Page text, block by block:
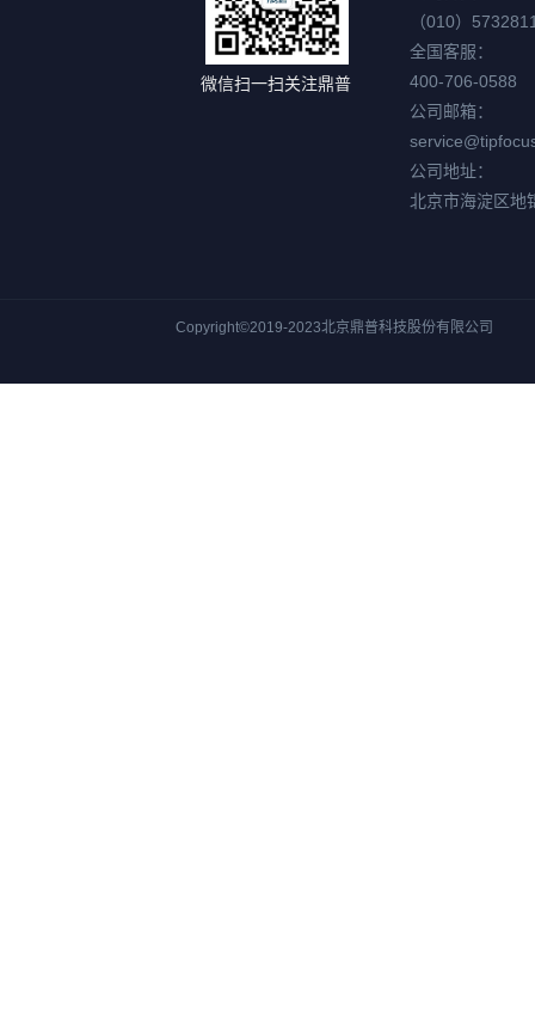
微信扫一扫关注鼎普
（010）
全国客服：
400-706-0588
公司邮箱：
公司地址：
北京市海淀区地
Copyright©2019-2023北京鼎普科技股份有限公司